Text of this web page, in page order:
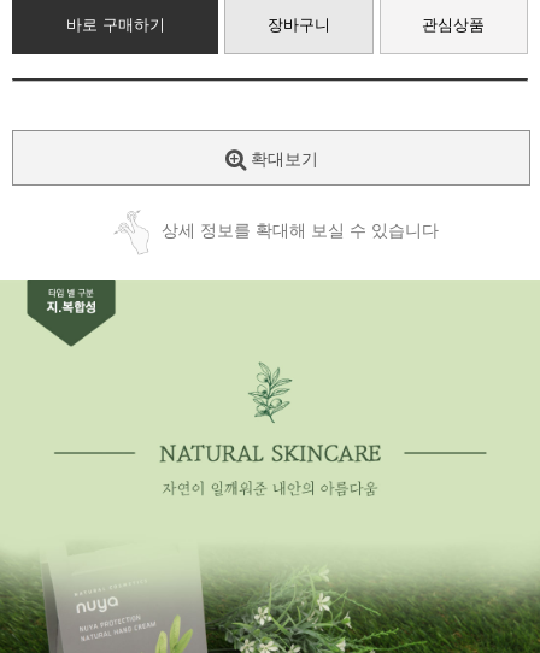
바로 구매하기 장바구니 관심상품
확대보기
상세 정보를 확대해 보실 수 있습니다